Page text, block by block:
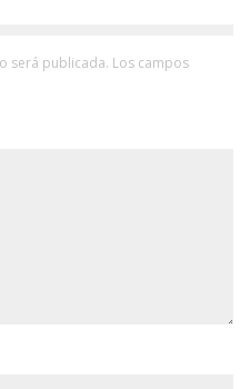
será publicada. Los campos